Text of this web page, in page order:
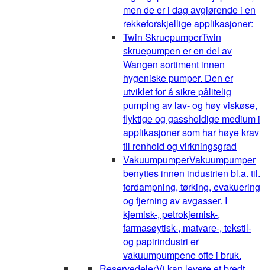
men de er i dag avgjørende i en
rekkeforskjellige applikasjoner:
Twin SkruepumperTwin
skruepumpen er en del av
Wangen sortiment innen
hygeniske pumper. Den er
utviklet for å sikre pålitelig
pumping av lav- og høy viskøse,
flyktige og gassholdige medium i
applikasjoner som har høye krav
til renhold og virkningsgrad
VakuumpumperVakuumpumper
benyttes innen industrien bl.a. til.
fordampning, tørking, evakuering
og fjerning av avgasser. I
kjemisk-, petrokjemisk-,
farmasøytisk-, matvare-, tekstil-
og papirindustri er
vakuumpumpene ofte i bruk.